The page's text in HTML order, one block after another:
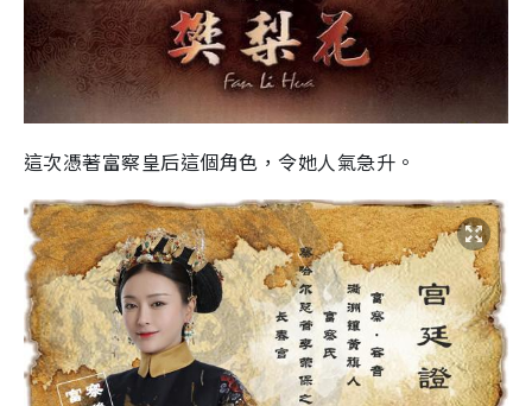
這次憑著富察皇后這個角色，令她人氣急升。